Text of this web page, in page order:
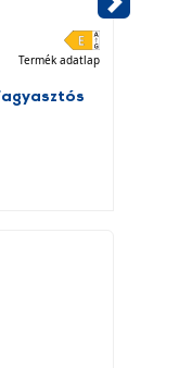
Termék adatlap